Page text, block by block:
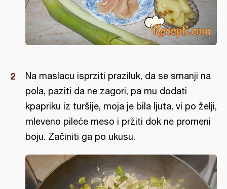
Na maslacu isprziti praziluk, da se smanji na
pola, paziti da ne zagori, pa mu dodati
kpapriku iz turšije, moja je bila ljuta, vi po želji,
mleveno pileće meso i pržiti dok ne promeni
boju. Začiniti ga po ukusu.